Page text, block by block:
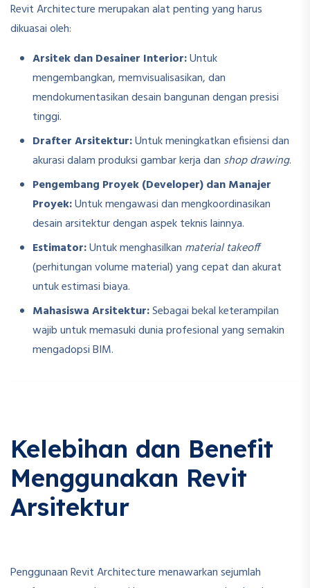
Revit Architecture merupakan alat penting yang harus
dikuasai oleh:
Arsitek dan Desainer Interior:Untuk
mengembangkan, memvisualisasikan, dan
mendokumentasikan desain bangunan dengan presisi
tinggi.
Drafter Arsitektur:Untuk meningkatkan efisiensi dan
akurasi dalam produksi gambar kerja dan shop drawing.
Pengembang Proyek (Developer) dan Manajer
Proyek:Untuk mengawasi dan mengkoordinasikan
desain arsitektur dengan aspek teknis lainnya.
Estimator:Untuk menghasilkan material takeoff
(perhitungan volume material) yang cepat dan akurat
untuk estimasi biaya.
Mahasiswa Arsitektur:Sebagai bekal keterampilan
wajib untuk memasuki dunia profesional yang semakin
mengadopsi BIM.
Kelebihan dan Benefit
Menggunakan Revit
Arsitektur
Penggunaan Revit Architecture menawarkan sejumlah